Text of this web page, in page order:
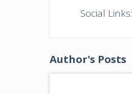
Social Links:
Author's Posts